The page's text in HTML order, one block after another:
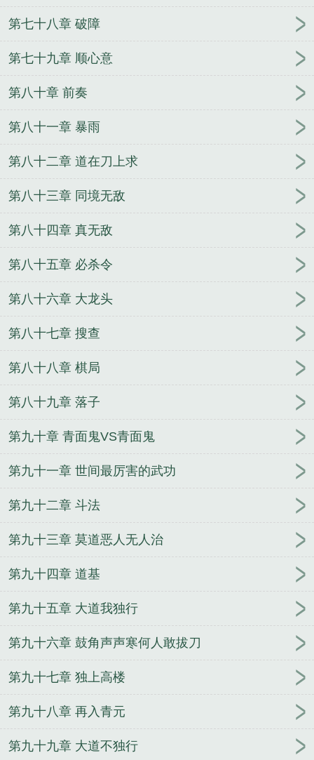
第七十八章 破障
第七十九章 顺心意
第八十章 前奏
第八十一章 暴雨
第八十二章 道在刀上求
第八十三章 同境无敌
第八十四章 真无敌
第八十五章 必杀令
第八十六章 大龙头
第八十七章 搜查
第八十八章 棋局
第八十九章 落子
第九十章 青面鬼VS青面鬼
第九十一章 世间最厉害的武功
第九十二章 斗法
第九十三章 莫道恶人无人治
第九十四章 道基
第九十五章 大道我独行
第九十六章 鼓角声声寒何人敢拔刀
第九十七章 独上高楼
第九十八章 再入青元
第九十九章 大道不独行